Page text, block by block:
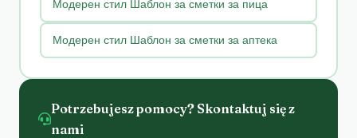
Модерен стил Шаблон за сметки за пица
Модерен стил Шаблон за сметки за аптека
Potrzebujesz pomocy? Skontaktuj się z
nami